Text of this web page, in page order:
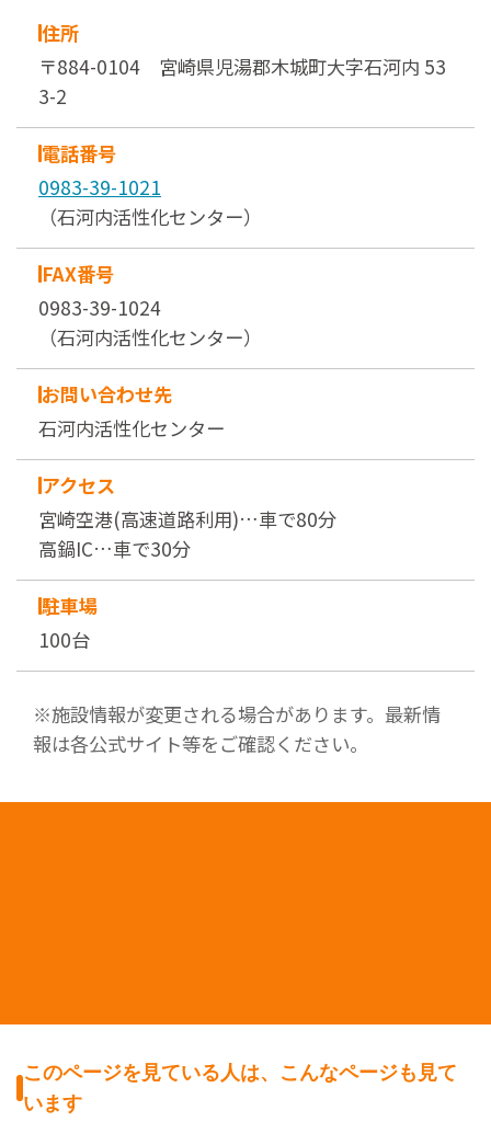
住所
〒884-0104 宮崎県児湯郡木城町大字石河内 53
3-2
電話番号
0983-39-1021
（石河内活性化センター）
FAX番号
0983-39-1024
（石河内活性化センター）
お問い合わせ先
石河内活性化センター
アクセス
宮崎空港(高速道路利用)…車で80分
高鍋IC…車で30分
駐車場
100台
※施設情報が変更される場合があります。最新情
報は各公式サイト等をご確認ください。
このページを見ている人は、こんなページも見て
います